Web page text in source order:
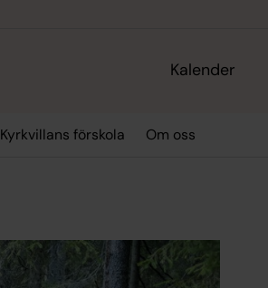
Kalender
Kyrkvillans förskola Om oss